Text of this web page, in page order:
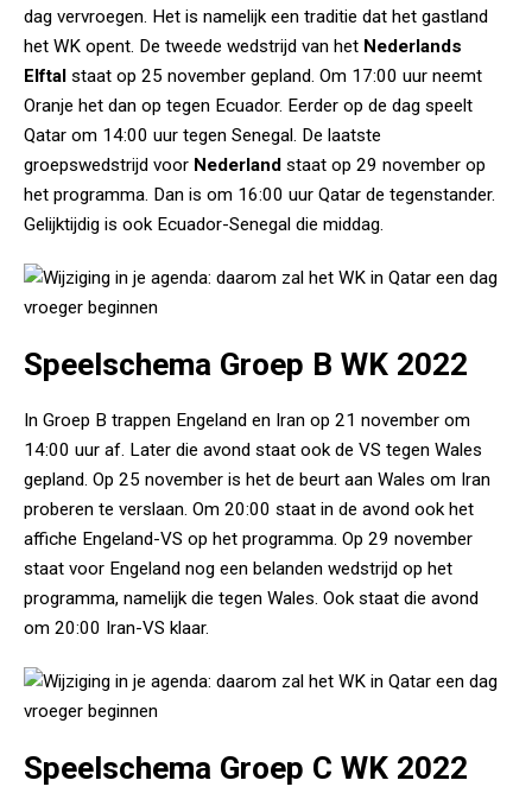
dag vervroegen. Het is namelijk een traditie dat het gastland
het WK opent. De tweede wedstrijd van het Nederlands
Elftal staat op 25 november gepland. Om 17:00 uur neemt
Oranje het dan op tegen Ecuador. Eerder op de dag speelt
Qatar om 14:00 uur tegen Senegal. De laatste
groepswedstrijd voor Nederland staat op 29 november op
het programma. Dan is om 16:00 uur Qatar de tegenstander.
Gelijktijdig is ook Ecuador-Senegal die middag.
Speelschema Groep B WK 2022
In Groep B trappen Engeland en Iran op 21 november om
14:00 uur af. Later die avond staat ook de VS tegen Wales
gepland. Op 25 november is het de beurt aan Wales om Iran
proberen te verslaan. Om 20:00 staat in de avond ook het
affiche Engeland-VS op het programma. Op 29 november
staat voor Engeland nog een belanden wedstrijd op het
programma, namelijk die tegen Wales. Ook staat die avond
om 20:00 Iran-VS klaar.
Speelschema Groep C WK 2022